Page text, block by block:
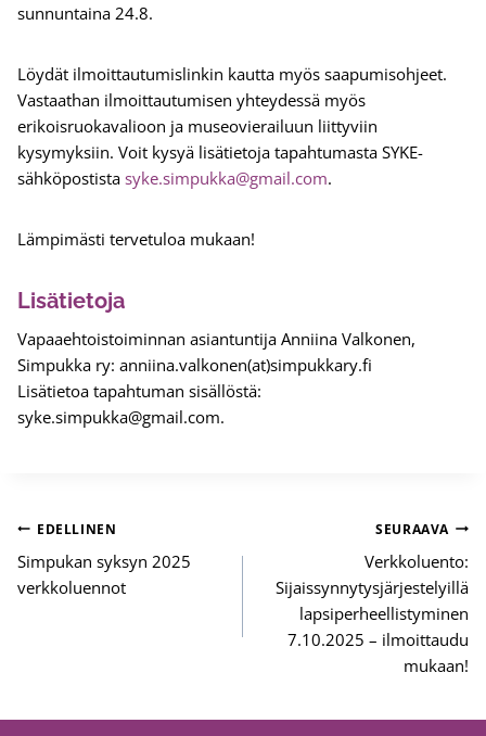
sunnuntaina 24.8.
Löydät ilmoittautumislinkin kautta myös saapumisohjeet.
Vastaathan ilmoittautumisen yhteydessä myös
erikoisruokavalioon ja museovierailuun liittyviin
kysymyksiin. Voit kysyä lisätietoja tapahtumasta SYKE-
sähköpostista syke.simpukka@gmail.com.
Lämpimästi tervetuloa mukaan!
Lisätietoja
Vapaaehtoistoiminnan asiantuntija Anniina Valkonen,
Simpukka ry: anniina.valkonen(at)simpukkary.fi
Lisätietoa tapahtuman sisällöstä:
syke.simpukka@gmail.com.
Artikkelien
selaus
EDELLINEN
Simpukan syksyn 2025
verkkoluennot
SEURAAVA
Verkkoluento:
Sijaissynnytysjärjestelyillä
lapsiperheellistyminen
7.10.2025 – ilmoittaudu
mukaan!